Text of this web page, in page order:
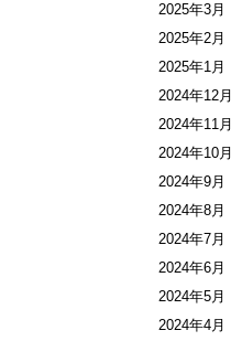
2025年3月
2025年2月
2025年1月
2024年12月
2024年11月
2024年10月
2024年9月
2024年8月
2024年7月
2024年6月
2024年5月
2024年4月